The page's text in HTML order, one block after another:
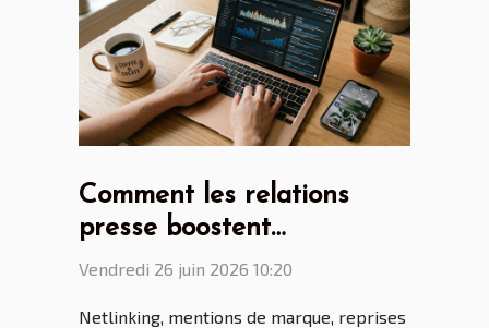
Comment les relations
presse boostent
indirectement votre seo via
Vendredi 26 juin 2026 10:20
Netlinking, mentions de marque, reprises